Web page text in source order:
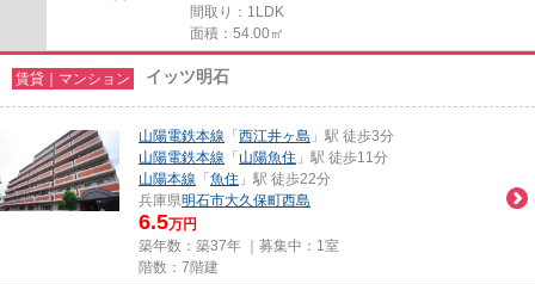
間取り：1LDK
面積：54.00㎡
賃貸｜マンション イッツ明石
山陽電鉄本線 「 西江井ヶ島 」駅 徒歩3分
山陽電鉄本線 「 山陽魚住 」駅 徒歩11分
山陽本線 「 魚住 」駅 徒歩22分
兵庫県明石市大久保町西島
6.5万円
築年数：築37年 ｜募集中： 1室
階数：7階建